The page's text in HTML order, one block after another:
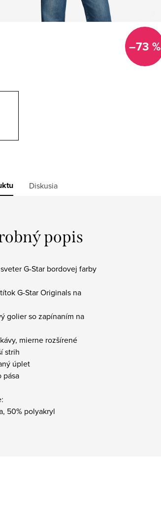
–73 %
Diskusia
popis
G-Star bordovej farby
G-Star Originals na
golier so zapínaním na
mierne rozšírené
strih
úplet
pása
50% polyakryl